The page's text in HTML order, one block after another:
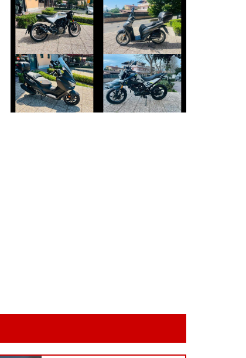
HUSQVARNA
SVARTPILEN
€ 3.690 €
HONDA SH
€ 2.390 €
SYM JOYMAX
€ 3.190 €
BENELLI BKX-125
€ 3.390 €